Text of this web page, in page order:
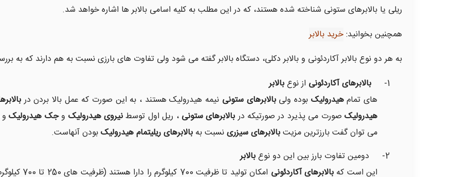
ریلی یا بالابرهای ستونی شناخته شده هستند، که در این مطلب به کلیه اسامی بالابر ها اشاره خواهد شد.
همچنین بخوانید:خرید بالابر
به هر دو نوع بالابر آکاردئونی و بالابر دکلی، دستگاه بالابر گفته می شود ولی تفاوت های بارزی نسبت به هم دارند که به
1-
بالابرهای آکاردئونی از نوعبالابر
های تمامهیدرولیک بوده ولیبالابرهای ستونی نیمه هیدرولیک هستند ، به این صورت که عمل بالا بردن در
هیدرولیکصورت می پذیرد در صورتیکه دربالابرهای ستونی ، ریل اول توسطنیروی هیدرولیک وجک هیدرولیکو
می توان گفت بارزترین مزیتبالابرهای سیزرینسبت به بالابرهای ریلیتمام هیدرولیکبودن آنهاست.
2- دومین تفاوت بارز بین این دو نوع
بالابر
این است کهبالابرهای آکاردئونی امکان تولید تا ظرفیت 700 کیلوگرم را دارا هستند (ظرفیت های 250 تا 700 کیلوگرم) در صورتیکه ظرفیت تولید در